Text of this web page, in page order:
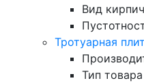
Вид
Тротуарная
Тип товара